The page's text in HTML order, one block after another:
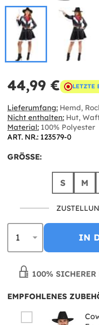
44,99 € LETZTE
Lieferumfang: Hemd,
Nicht enthalten: Hut,
Material: 100% Polyester
ART. NR.: 123579-0
GRÖSSE:
S M
IN
100%
EMPFOHLENES